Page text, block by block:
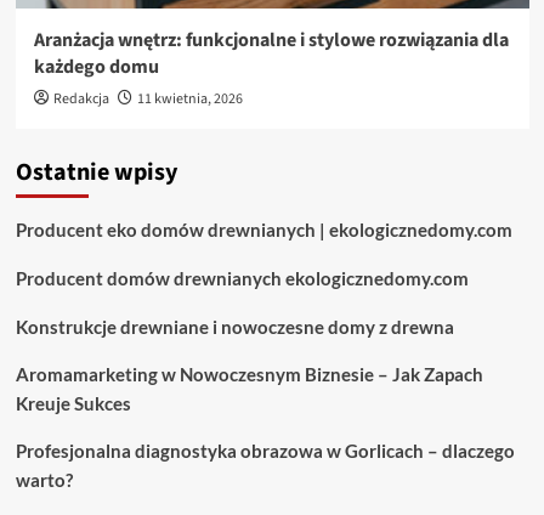
Aranżacja wnętrz: funkcjonalne i stylowe rozwiązania dla
każdego domu
Redakcja 11 kwietnia, 2026
Ostatnie wpisy
Producent eko domów drewnianych | ekologicznedomy.com
Producent domów drewnianych ekologicznedomy.com
Konstrukcje drewniane i nowoczesne domy z drewna
Aromamarketing w Nowoczesnym Biznesie – Jak Zapach
Kreuje Sukces
Profesjonalna diagnostyka obrazowa w Gorlicach – dlaczego
warto?